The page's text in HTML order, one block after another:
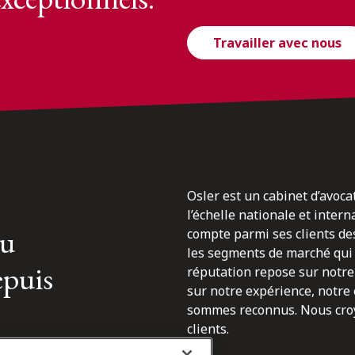
Travailler avec nous
Osler est un cabinet
l’échelle nationale et
compte parmi ses clients
les segments de marché
réputation repose sur notre
sur notre expérience,
sommes reconnus. Nous
clients.